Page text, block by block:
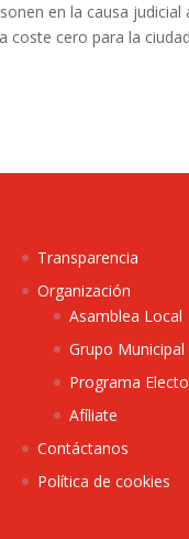
en la causa
coste cero para la
Transparencia
Organización
Asamblea Local
Grupo Municipal
Programa
Afíliate
Contáctanos
Política de cookies